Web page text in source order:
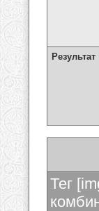
Результат
Тег